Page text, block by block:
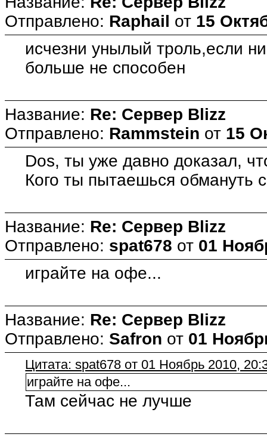
Отправлено: Raphail от 15
исчезни унылый троль,если
больше не способен
Название: Re: Сервер Blizz
Отправлено: Rammstein от 15
Dos, ты уже давно доказал,
Кого ты пытаешься обмануть
Название: Re: Сервер Blizz
Отправлено: spat678 от 01
играйте на офе...
Название: Re: Сервер Blizz
Отправлено: Safron от 01
Цитата: spat678 от 01 Ноябрь 2010,
играйте на офе...
Там сейчас не лучше